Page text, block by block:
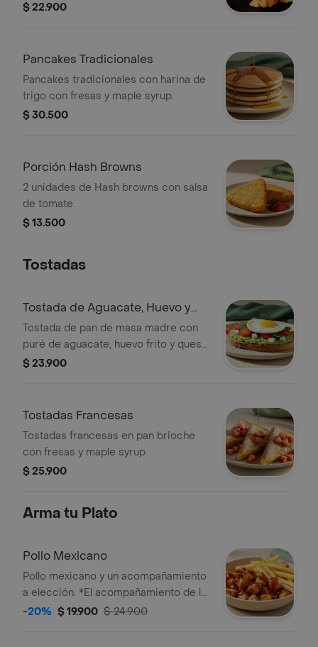
$ 22.900
Pancakes Tradicionales
Pancakes tradicionales con harina de
trigo con fresas y maple syrup.
$ 30.500
Porción Hash Browns
2 unidades de Hash browns con salsa
de tomate.
$ 13.500
Tostadas
Tostada de Aguacate, Huevo y
Feta
Tostada de pan de masa madre con
puré de aguacate, huevo frito y queso
feta.
$ 23.900
Tostadas Francesas
Tostadas francesas en pan brioche
con fresas y maple syrup
$ 25.900
Arma tu Plato
Pollo Mexicano
Pollo mexicano y un acompañamiento
a elección. *El acompañamiento de la
foto es ilustrativo, selecciona el que
-20% $ 19.900 $ 24.900